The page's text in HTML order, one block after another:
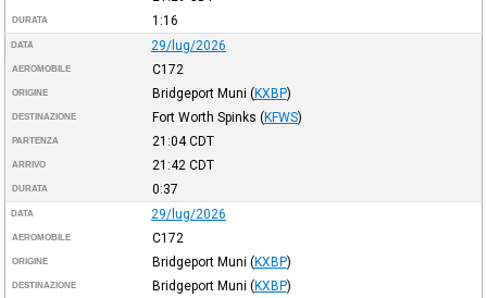
DURATA 1:16
DATA 29/lug/2026
AEROMOBILE C172
ORIGINE Bridgeport Muni (KXBP)
DESTINAZIONE Fort Worth Spinks (KFWS)
PARTENZA 21:04CDT
ARRIVO 21:42 CDT
DURATA 0:37
DATA 29/lug/2026
AEROMOBILE C172
ORIGINE Bridgeport Muni (KXBP)
DESTINAZIONE Bridgeport Muni (KXBP)